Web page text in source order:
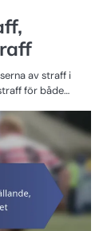
av straff i
för både…